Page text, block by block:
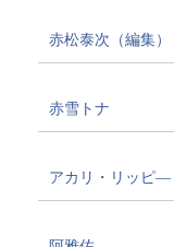
赤松泰次（編集）
赤雪トナ
アカリ・リッピ―